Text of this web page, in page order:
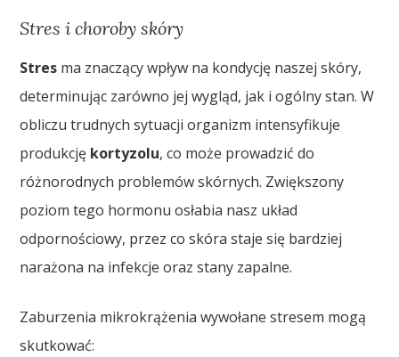
Stres i choroby skóry
Stres ma znaczący wpływ na kondycję naszej skóry,
determinując zarówno jej wygląd, jak i ogólny stan. W
obliczu trudnych sytuacji organizm intensyfikuje
produkcję kortyzolu, co może prowadzić do
różnorodnych problemów skórnych. Zwiększony
poziom tego hormonu osłabia nasz układ
odpornościowy, przez co skóra staje się bardziej
narażona na infekcje oraz stany zapalne.
Zaburzenia mikrokrążenia wywołane stresem mogą
skutkować: